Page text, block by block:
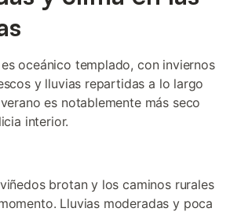
oceánico templado, con inviernos
y lluvias repartidas a lo largo
es notablemente más seco
interior.
brotan y los caminos rurales
Lluvias moderadas y poca